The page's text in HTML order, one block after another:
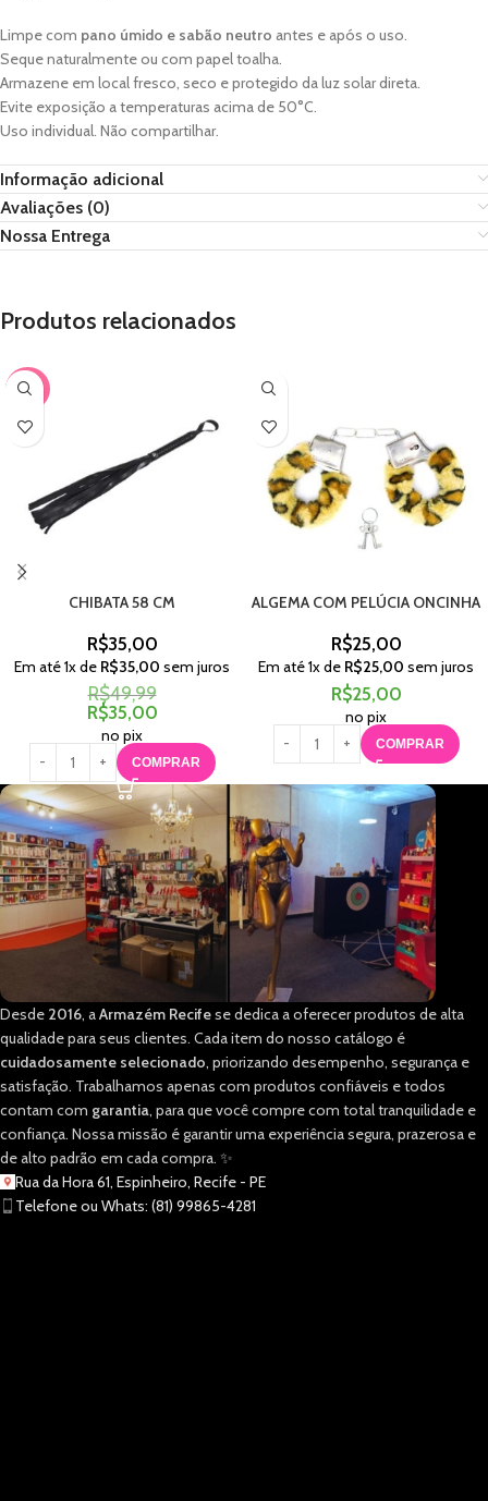
Limpe com pano úmido e sabão neutro antes e após o uso.
Seque naturalmente ou com papel toalha.
Armazene em local fresco, seco e protegido da luz solar direta.
Evite exposição a temperaturas acima de 50°C.
Uso individual. Não compartilhar.
Informação adicional
Avaliações (0)
Nossa Entrega
Produtos relacionados
-30%
CHIBATA 58 CM
R$35,00
Em até1x de R$35,00 sem juros
R$49,99
R$35,00
no pix
COMPRAR
ALGEMA COM PELÚCIA ONCINHA
R$25,00
Em até1x de R$25,00 sem juros
R$25,00
no pix
COMPRAR
Desde 2016, aArmazém Recifese dedica a oferecer produtos de alta
qualidade para seus clientes. Cada item do nosso catálogo é
cuidadosamente selecionado, priorizando desempenho, segurança e
satisfação. Trabalhamos apenas com produtos confiáveis e todos
contam com garantia, para que você compre com total tranquilidade e
confiança. Nossa missão é garantir uma experiência segura, prazerosa e
de alto padrão em cada compra. ✨
Rua da Hora 61, Espinheiro, Recife - PE
Telefone ou Whats: (81) 99865-4281